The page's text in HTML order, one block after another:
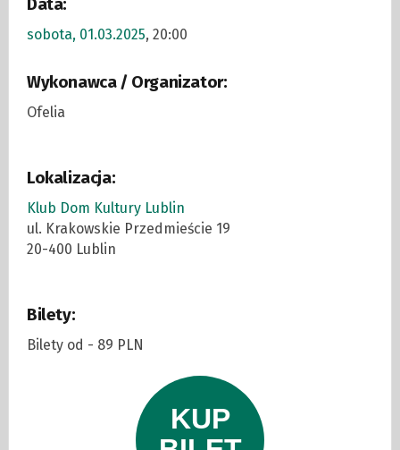
Data:
sobota, 01.03.2025, 20:00
Wykonawca / Organizator:
Ofelia
Lokalizacja:
Klub Dom Kultury Lublin
ul. Krakowskie Przedmieście 19
20-400 Lublin
Bilety:
Bilety od - 89 PLN